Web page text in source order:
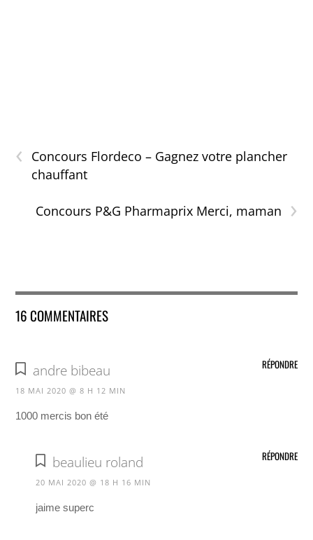
‹
Concours Flordeco – Gagnez votre plancher
chauffant
›
Concours P&G Pharmaprix Merci, maman
16 COMMENTAIRES
andre bibeau
18 MAI 2020 @ 8 H 12 MIN
1000 mercis bon été
RÉPONDRE
beaulieu roland
20 MAI 2020 @ 18 H 16 MIN
jaime superc
RÉPONDRE